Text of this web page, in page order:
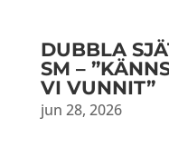
DUBBLA
SM –
VI VUNNIT”
jun 28, 2026